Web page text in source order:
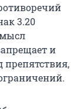
3.20
и
препятствия,